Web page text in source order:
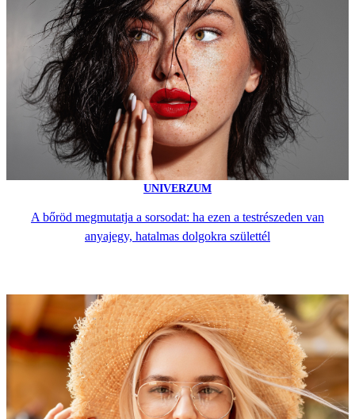
UNIVERZUM
A bőröd megmutatja a sorsodat: ha ezen a testrészeden van
anyajegy, hatalmas dolgokra születtél